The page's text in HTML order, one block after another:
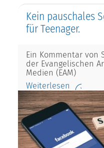
Kein pauschales
für Teenager.
Ein Kommentar von
der Evangelischen
Medien (EAM)
Weiterlesen